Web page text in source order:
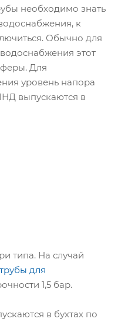
необходимо знать
к
Обычно для
этот
Для
уровень напора
выпускаются в
типа. На случай
для
1,5 бар.
в бухтах по